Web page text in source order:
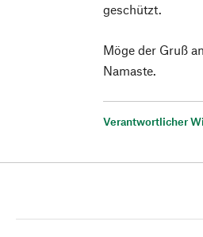
geschützt.
Möge der Gruß
Namaste.
Verantwortlicher